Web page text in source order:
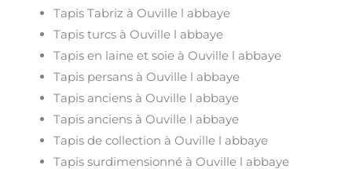
Tapis Tabriz à Ouville l abbaye
Tapis turcs à Ouville l abbaye
Tapis en laine et soie à Ouville l abbaye
Tapis persans à Ouville l abbaye
Tapis anciens à Ouville l abbaye
Tapis anciens à Ouville l abbaye
Tapis de collection à Ouville l abbaye
Tapis surdimensionné à Ouville l abbaye